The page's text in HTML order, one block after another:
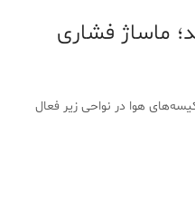
ماساژ فشاری
هوا در نواحی زیر فعال